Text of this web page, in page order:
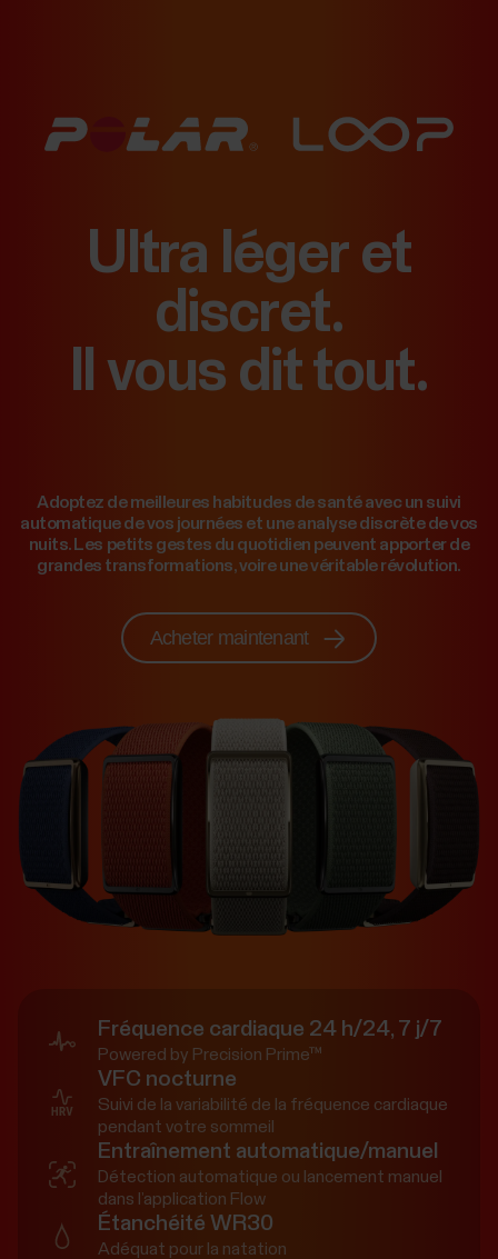
Ultra léger et
discret.
Il vous dit tout.
Adoptez de meilleures habitudes de santé avec un suivi
automatique de vos journées et une analyse discrète de vos
nuits. Les petits gestes du quotidien peuvent apporter de
grandes transformations, voire une véritable révolution.
Acheter maintenant
Fréquence cardiaque 24 h/24, 7 j/7
Powered by Precision Prime™
VFC nocturne
Suivi de la variabilité de la fréquence cardiaque
pendant votre sommeil
Entraînement automatique/manuel
Détection automatique ou lancement manuel
dans l’application Flow
Étanchéité WR30
Adéquat pour la natation